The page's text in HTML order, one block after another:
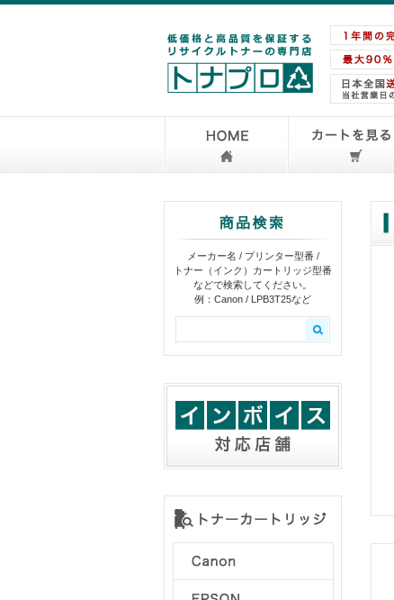
メーカー名 / プリンター型番 /
トナー（インク）カートリッジ型番
などで検索してください。
例：Canon / LPB3T25など